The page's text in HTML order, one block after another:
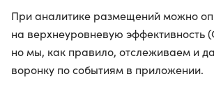
При аналитике размещений можно
на верхнеуровневую
но мы, как правило, отслеживаем и
воронку по событиям в приложении.